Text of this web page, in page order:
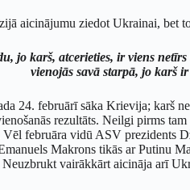
aicinājumu ziedot Ukrainai, bet
jo karš, atcerieties, ir viens
vienojās savā starpā, jo karš
24. februārī sāka Krievija; karš
rezultāts. Neilgi pirms
februāra vidū ASV prezidents
Makrons tikās ar Putinu
vairākkārt aicināja arī